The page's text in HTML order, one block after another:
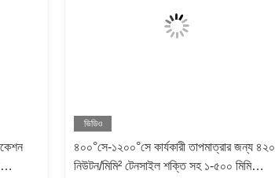
ভিডিও
৪০০°সে-১২০০°সে কার্যকারী তাপমাত্রার জন্য ৪২০
নিউটন/মিমি² টেনসাইল শক্তি সহ ১-৫০০ মিমি